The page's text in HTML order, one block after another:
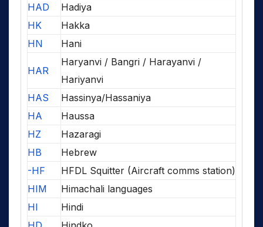
HAD
Hadiya
HK
Hakka
HN
Hani
HAR
Haryanvi / Bangri / Harayanvi /
Hariyanvi
HAS
Hassinya/Hassaniya
HA
Haussa
HZ
Hazaragi
HB
Hebrew
-HF
HFDL Squitter (Aircraft comms station)
HIM
Himachali languages
HI
Hindi